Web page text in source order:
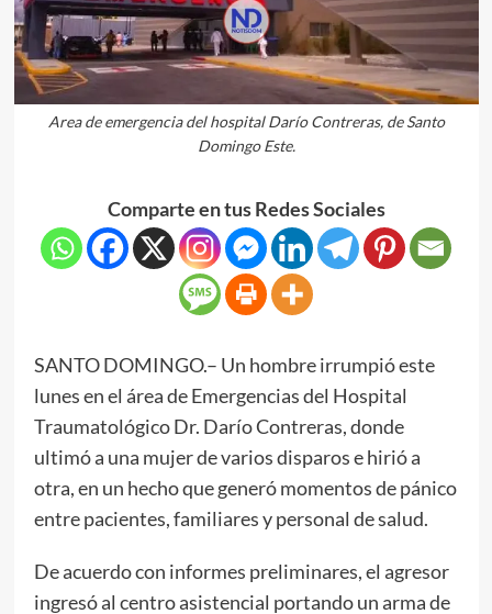
Area de emergencia del hospital Darío Contreras, de Santo
Domingo Este.
Comparte en tus Redes Sociales
SANTO DOMINGO.– Un hombre irrumpió este
lunes en el área de Emergencias del Hospital
Traumatológico Dr. Darío Contreras, donde
ultimó a una mujer de varios disparos e hirió a
otra, en un hecho que generó momentos de pánico
entre pacientes, familiares y personal de salud.
De acuerdo con informes preliminares, el agresor
ingresó al centro asistencial portando un arma de